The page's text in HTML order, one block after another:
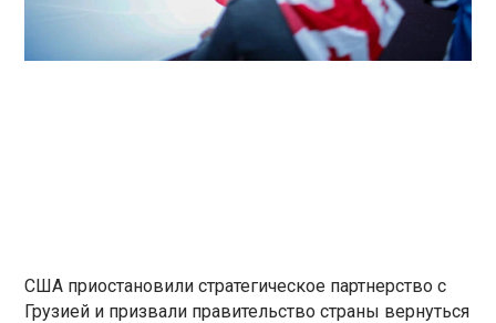
США приостановили стратегическое партнерство с
Грузией и призвали правительство страны вернуться